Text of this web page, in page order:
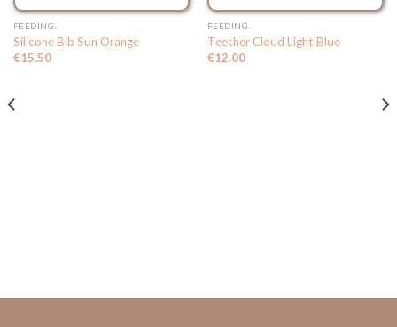
FEEDING..
Silicone Bib Sun Orange
€15.50
FEEDING..
Teether Cloud Light Blue
€12.00